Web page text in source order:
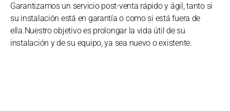
Garantizamos un servicio post-venta rápido y ágil, tanto si
su instalación está en garantía o como si está fuera de
ella.Nuestro objetivo es prolongar la vida útil de su
instalación y de su equipo, ya sea nuevo o existente.